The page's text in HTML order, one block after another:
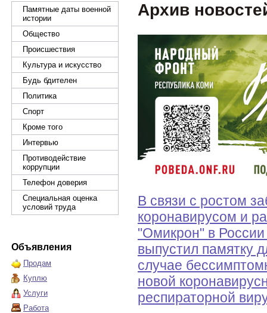
Памятные даты военной
истории
Общество
Происшествия
Культура и искусство
Будь бдителен
Политика
Спорт
Кроме того
Интервью
Противодействие
коррупции
Телефон доверия
Специальная оценка
условий труда
Объявления
Продам
Куплю
Услуги
Работа
Архив
В связи с ростом
коронавирусом и
"Омикрон" в
выпустил памятку
случае
новой
респираторной